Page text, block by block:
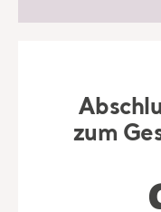
zum